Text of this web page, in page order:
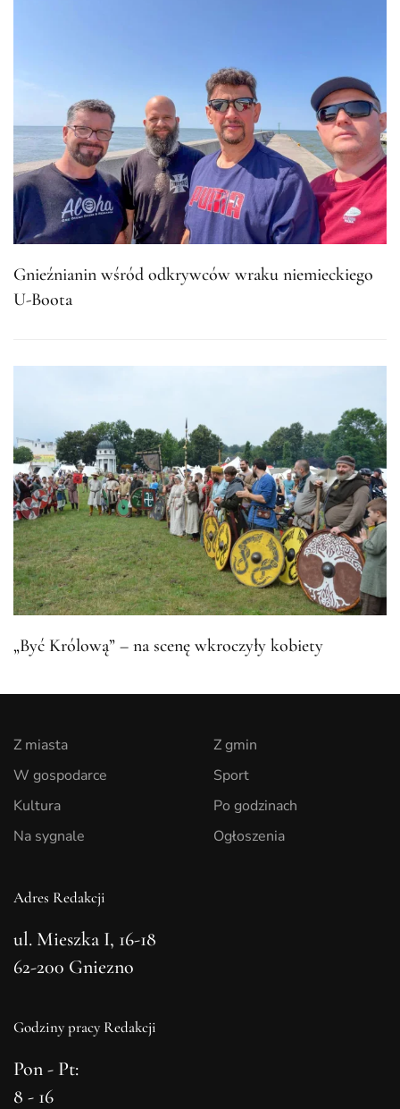
Gnieźnianin wśród odkrywców wraku niemieckiego
U-Boota
„Być Królową” – na scenę wkroczyły kobiety
Z miasta
W gospodarce
Kultura
Na sygnale
Z gmin
Sport
Po godzinach
Ogłoszenia
Adres Redakcji
ul. Mieszka I, 16-18
62-200 Gniezno
Godziny pracy Redakcji
Pon - Pt:
8 - 16